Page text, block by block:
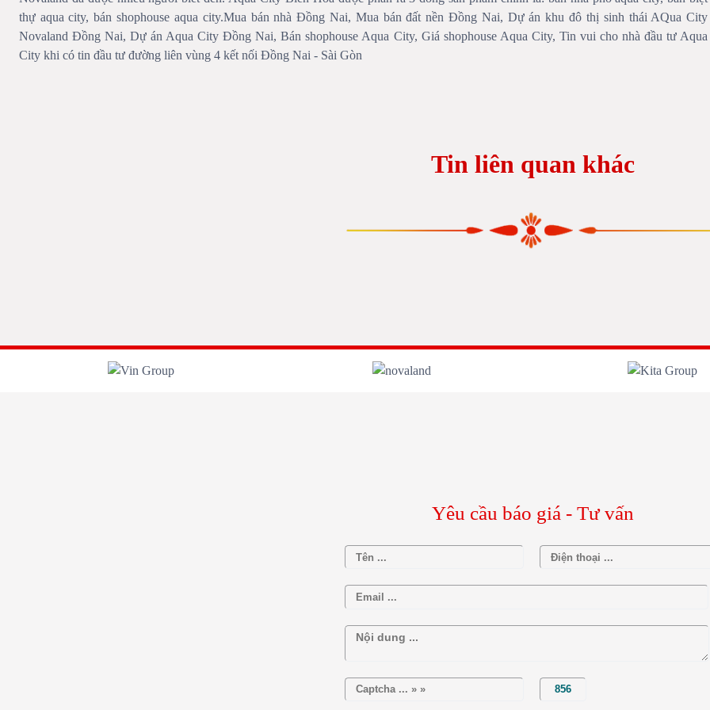
thự aqua city, bán shophouse aqua city.Mua bán nhà Đồng Nai, Mua bán đất nền Đồng Nai, Dự án khu đô thị sinh thái AQua City
Novaland Đồng Nai, Dự án Aqua City Đồng Nai, Bán shophouse Aqua City, Giá shophouse Aqua City, Tin vui cho nhà đầu tư Aqua
City khi có tin đầu tư đường liên vùng 4 kết nối Đồng Nai - Sài Gòn
Tin liên quan khác
Yêu cầu báo giá - Tư vấn